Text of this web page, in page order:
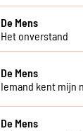
De Mens
Het onverstand
De Mens
Iemand kent mijn
De Mens